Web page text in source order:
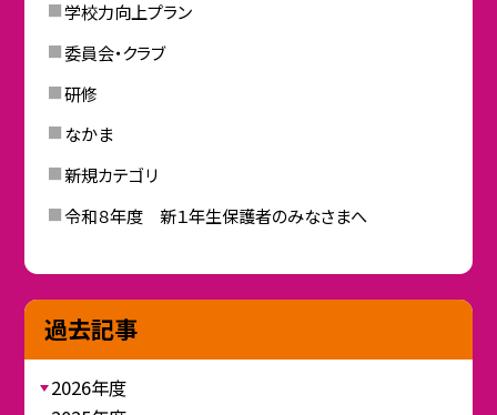
学校力向上プラン
委員会・クラブ
研修
なかま
新規カテゴリ
令和８年度 新１年生保護者のみなさまへ
過去記事
2026年度